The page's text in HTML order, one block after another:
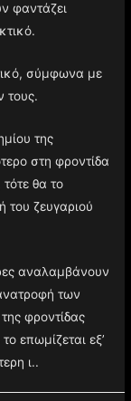
φαντάζει
σύμφωνα με
τους.
της
στη φροντίδα
θα το
του ζευγαριού
αναλαμβάνουν
των
φροντίδας
επωμίζεται εξ’
ι..